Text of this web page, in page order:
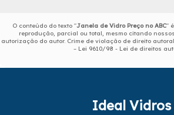
O conteúdo do texto "Janela de Vidro Preço no ABC"
reprodução, parcial ou total, mesmo citando
autorização do autor. Crime de violação de direito
– Lei 9610/98 - Lei de direitos
Ideal Vidros